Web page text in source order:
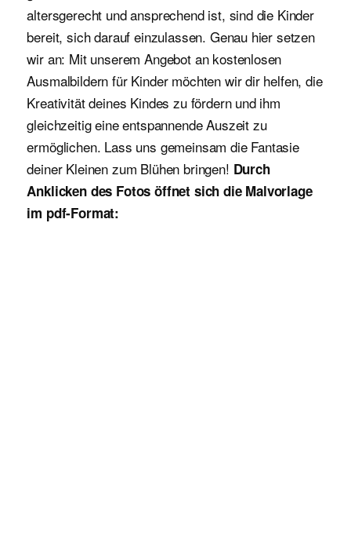
altersgerecht und ansprechend ist, sind die Kinder
bereit, sich darauf einzulassen. Genau hier setzen
wir an: Mit unserem Angebot an kostenlosen
Ausmalbildern für Kinder möchten wir dir helfen, die
Kreativität deines Kindes zu fördern und ihm
gleichzeitig eine entspannende Auszeit zu
ermöglichen. Lass uns gemeinsam die Fantasie
deiner Kleinen zum Blühen bringen! Durch
Anklicken des Fotos öffnet sich die Malvorlage
im pdf-Format: